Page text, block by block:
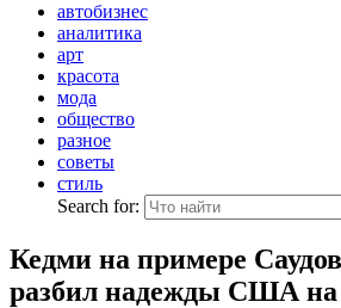
автобизнес
аналитика
арт
красота
мода
общество
разное
советы
стиль
Search for:
Кедми на примере
разбил надежды США на